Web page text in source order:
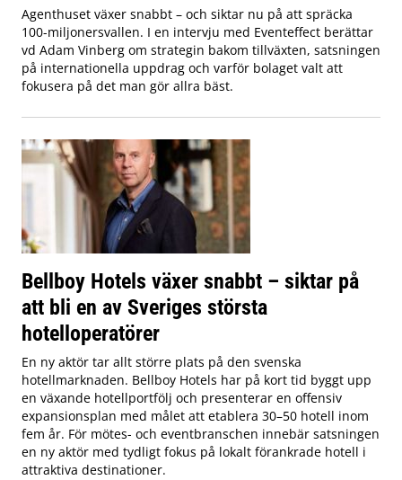
Agenthuset växer snabbt – och siktar nu på att spräcka
100-miljonersvallen. I en intervju med Eventeffect berättar
vd Adam Vinberg om strategin bakom tillväxten, satsningen
på internationella uppdrag och varför bolaget valt att
fokusera på det man gör allra bäst.
Bellboy Hotels växer snabbt – siktar på
att bli en av Sveriges största
hotelloperatörer
En ny aktör tar allt större plats på den svenska
hotellmarknaden. Bellboy Hotels har på kort tid byggt upp
en växande hotellportfölj och presenterar en offensiv
expansionsplan med målet att etablera 30–50 hotell inom
fem år. För mötes- och eventbranschen innebär satsningen
en ny aktör med tydligt fokus på lokalt förankrade hotell i
attraktiva destinationer.